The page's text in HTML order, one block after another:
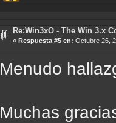
Re:Win3xO - The Win 3.x
« Respuesta #5 en: Octubre 26,
Menudo
Muchas